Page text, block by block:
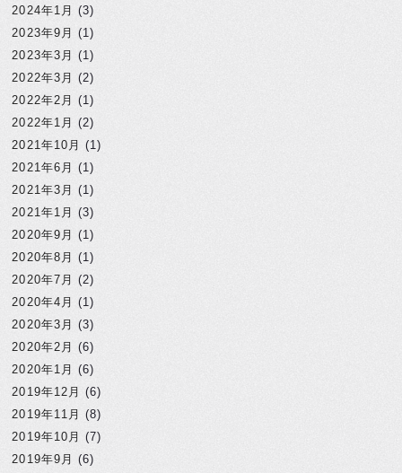
2024年1月 (3)
2023年9月 (1)
2023年3月 (1)
2022年3月 (2)
2022年2月 (1)
2022年1月 (2)
2021年10月 (1)
2021年6月 (1)
2021年3月 (1)
2021年1月 (3)
2020年9月 (1)
2020年8月 (1)
2020年7月 (2)
2020年4月 (1)
2020年3月 (3)
2020年2月 (6)
2020年1月 (6)
2019年12月 (6)
2019年11月 (8)
2019年10月 (7)
2019年9月 (6)